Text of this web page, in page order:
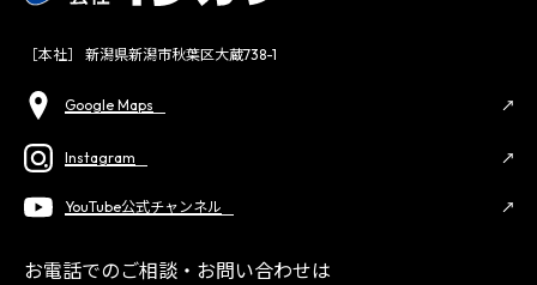
［本社］ 新潟県新潟市秋葉区大蔵738-1
Google Maps
Instagram
YouTube公式チャンネル
お電話でのご相談・お問い合わせは